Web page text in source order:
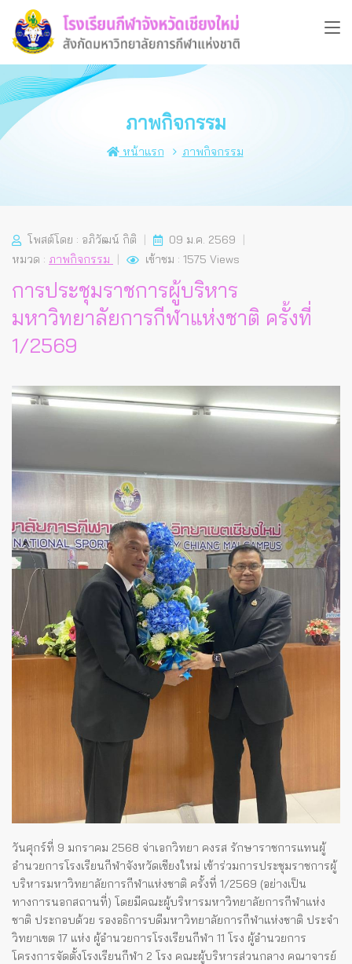
ภาพกิจกรรม
หน้าแรก ภาพกิจกรรม
โพสต์โดย : อภิวัฒน์ กิติ
09 ม.ค. 2569
หมวด : ภาพกิจกรรม เข้าชม : 1575 Views
การประชุมราชการผู้บริหาร
มหาวิทยาลัยการกีฬาแห่งชาติ ครั้งที่
1/2569
วันศุกร์ที่ 9 มกราคม 2568 จ่าเอกวิทยา คงรส รักษาราชการแทนผู้
อำนวยการโรงเรียนกีฬาจังหวัดเชียงใหม่ เข้าร่วมการประชุมราชการผู้
บริหารมหาวิทยาลัยการกีฬาแห่งชาติ ครั้งที่ 1/2569 (อย่างเป็น
ทางการนอกสถานที่) โดยมีคณะผู้บริหารมหาวิทยาลัยการกีฬาแห่ง
ชาติ ประกอบด้วย รองอธิการบดีมหาวิทยาลัยการกีฬาแห่งชาติ ประจำ
วิทยาเขต 17 แห่ง ผู้อำนวยการโรงเรียนกีฬา 11 โรง ผู้อำนวยการ
โครงการจัดตั้งโรงเรียนกีฬา 2 โรง คณะผู้บริหารส่วนกลาง คณาจารย์